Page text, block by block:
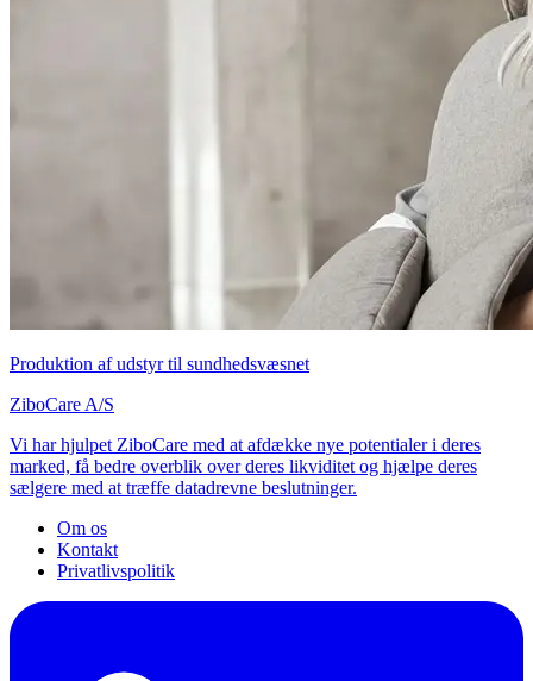
Produktion af udstyr til sundhedsvæsnet
ZiboCare A/S
Vi har hjulpet ZiboCare med at afdække nye potentialer i deres
marked, få bedre overblik over deres likviditet og hjælpe deres
sælgere med at træffe datadrevne beslutninger.
Om os
Kontakt
Privatlivspolitik